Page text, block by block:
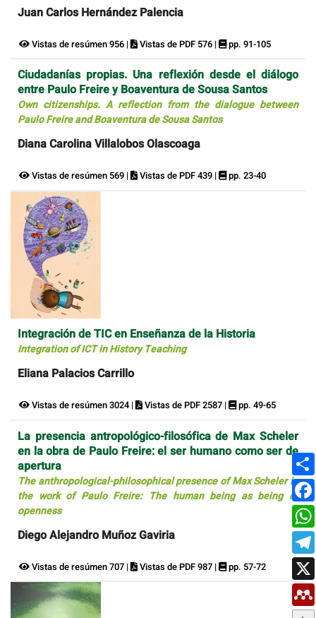
Juan Carlos Hernández Palencia
Vistas de resúmen 956 | Vistas de PDF 576 | pp. 91-105
Ciudadanías propias. Una reflexión desde el diálogo
entre Paulo Freire y Boaventura de Sousa Santos
Own citizenships. A reflection from the dialogue between
Paulo Freire and Boaventura de Sousa Santos
Diana Carolina Villalobos Olascoaga
Vistas de resúmen 569 | Vistas de PDF 439 | pp. 23-40
Integración de TIC en Enseñanza de la Historia
Integration of ICT in History Teaching
Eliana Palacios Carrillo
Vistas de resúmen 3024 | Vistas de PDF 2587 | pp. 49-65
La presencia antropológico-filosófica de Max Scheler
en la obra de Paulo Freire: el ser humano como ser de
apertura
The anthropological-philosophical presence of Max Scheler in
the work of Paulo Freire: The human being as being of
openness
Diego Alejandro Muñoz Gaviria
Vistas de resúmen 707 | Vistas de PDF 987 | pp. 57-72